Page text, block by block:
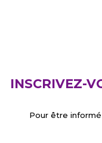
INSCRIVEZ-
Pour être